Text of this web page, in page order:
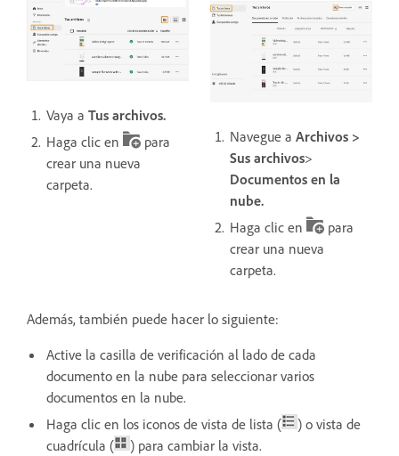
Vaya a Tus archivos.
Haga clic en
para
crear una nueva
carpeta.
Navegue a Archivos >
Sus archivos>
Documentos en la
nube.
Haga clic en
para
crear una nueva
carpeta.
Además, también puede hacer lo siguiente:
Active la casilla de verificación al lado de cada
documento en la nube para seleccionar varios
documentos en la nube.
Haga clic en los iconos de vista de lista (
) o vista de
cuadrícula (
) para cambiar la vista.